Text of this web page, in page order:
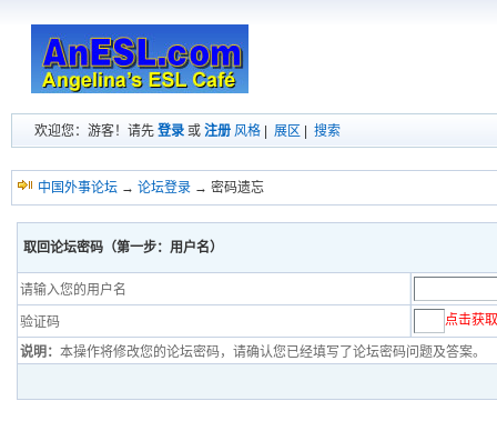
欢迎您：游客！请先 登录 或 注册 风格 展区 搜索
中国外事论坛 → 论坛登录 → 密码遗忘
取回论坛密码 （第一步：用户名）
请输入您的用户名
验证码 点击获
说明： 本操作将修改您的论坛密码，请确认您已经填写了论坛密码问题及答案。